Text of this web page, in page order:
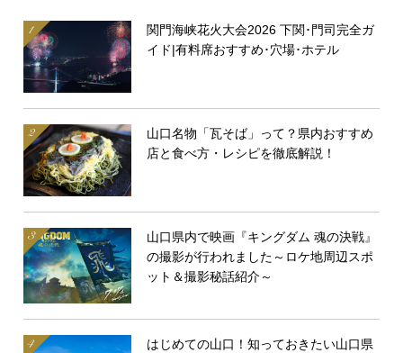
関門海峡花火大会2026 下関･門司完全ガ
イド|有料席おすすめ･穴場･ホテル
山口名物「瓦そば」って？県内おすすめ
店と食べ方・レシピを徹底解説！
山口県内で映画『キングダム 魂の決戦』
の撮影が行われました～ロケ地周辺スポ
ット＆撮影秘話紹介～
はじめての山口！知っておきたい山口県